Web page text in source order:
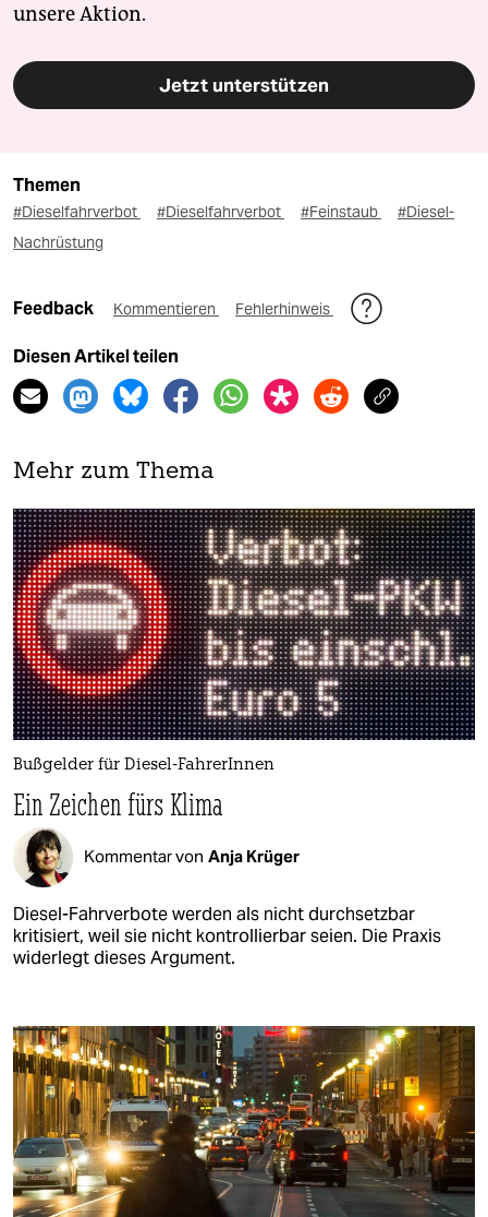
unsere Aktion.
Jetzt unterstützen
Themen
#Dieselfahrverbot #Dieselfahrverbot #Feinstaub
#Diesel-
Nachrüstung
Feedback Kommentieren Fehlerhinweis
Diesen Artikel teilen
Mehr zum Thema
Bußgelder für Diesel-FahrerInnen
Ein Zeichen fürs Klima
Kommentar von Anja Krüger
Diesel-Fahrverbote werden als nicht durchsetzbar
kritisiert, weil sie nicht kontrollierbar seien. Die Praxis
widerlegt dieses Argument.